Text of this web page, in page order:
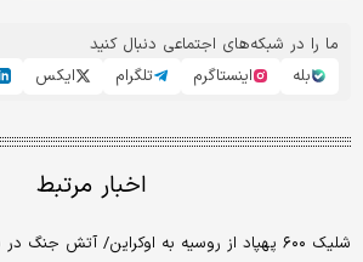
ما را در شبکه‌های اجتماعی دنبال کنید
بله
اینستاگرم تلگرام ایکس
اخبار مرتبط
شلیک ۶۰۰ پهپاد از روسیه به اوکراین/ آتش